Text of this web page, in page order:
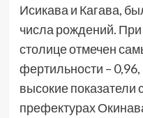
Исикава и Кагава,
числа рождений.
столице отмечен
фертильности –
высокие показатели
префектурах